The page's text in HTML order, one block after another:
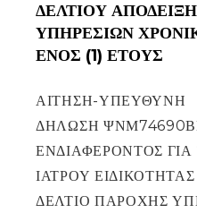
ΔΕΛΤΙΟΥ
ΥΠΗΡΕΣΙΩΝ
ΕΝΟΣ (1) ΕΤΟΥΣ
ΑΙΤΗΣΗ-ΥΠΕΥΘΥΝΗ
ΔΗΛΩΣΗ
ΕΝΔΙΑΦΕΡΟΝΤΟΣ
ΙΑΤΡΟΥ
ΔΕΛΤΙΟ ΠΑΡΟΧΗΣ